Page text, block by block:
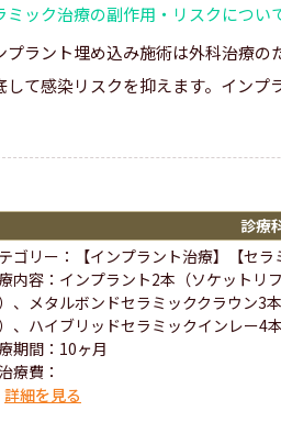
ミック治療の副作用・リスクについ
プラント埋め込み施術は外科治療
して感染リスクを抑えます。インプ
診療
ゴリー：【インプラント治療】【セラ
内容：インプラント2本（ソケットリ
、メタルボンドセラミッククラウン3
、ハイブリッドセラミックインレー4本
期間：10ヶ月
療費：
詳細を見る